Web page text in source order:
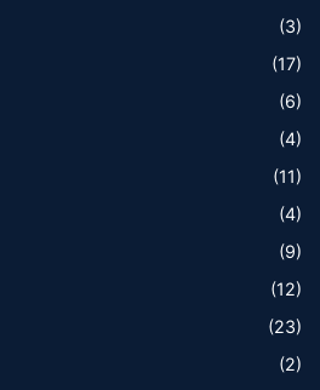
(3)
(17)
(6)
(4)
(11)
(4)
(9)
(12)
(23)
(2)